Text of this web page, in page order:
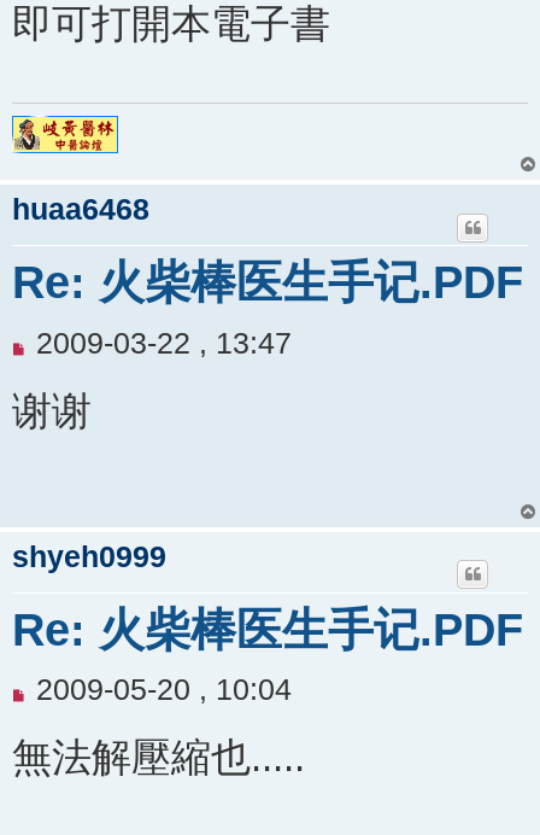
即可打開本電子書
huaa6468
Re: 火柴棒医生手记.PDF
未
讀
2009-03-22 , 13:47
谢谢
shyeh0999
Re: 火柴棒医生手记.PDF
未
讀
2009-05-20 , 10:04
無法解壓縮也.....